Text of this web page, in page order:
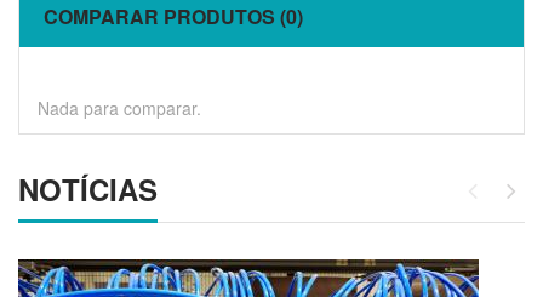
COMPARAR PRODUTOS (0)
Nada para comparar.
NOTÍCIAS